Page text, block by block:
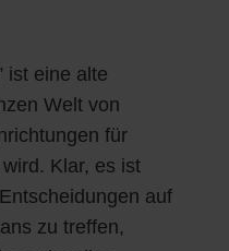
ist eine alte
Welt von
für
Klar, es ist
auf
zu treffen,